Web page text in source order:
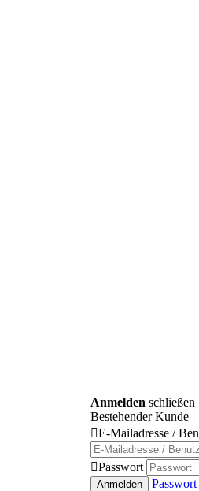
Anmelden schließen
Bestehender Kunde
E-Mailadresse /
Passwort
Anmelden
Passwort